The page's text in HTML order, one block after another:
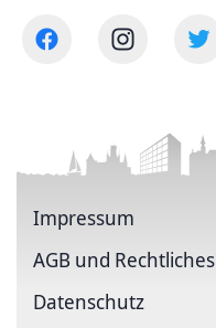
Impressum
AGB und Rechtliches
Datenschutz